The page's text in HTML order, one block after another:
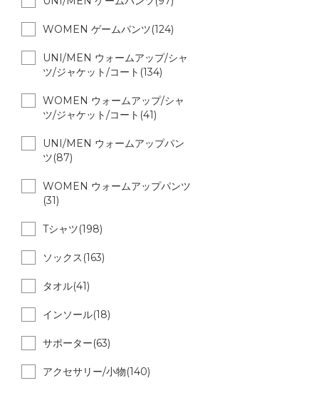
WOMEN ゲームパンツ(124)
UNI/MEN ウォームアップ/シャ
ツ/ジャケット/コート(134)
WOMEN ウォームアップ/シャ
ツ/ジャケット/コート(41)
UNI/MEN ウォームアップパン
ツ(87)
WOMEN ウォームアップパンツ
(31)
Tシャツ(198)
ソックス(163)
タオル(41)
インソール(18)
サポーター(63)
アクセサリー/小物(140)